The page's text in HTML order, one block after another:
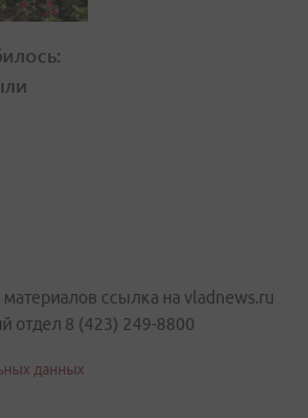
ссылка на vladnews.ru
отдел 8 (423) 249-8800
данных